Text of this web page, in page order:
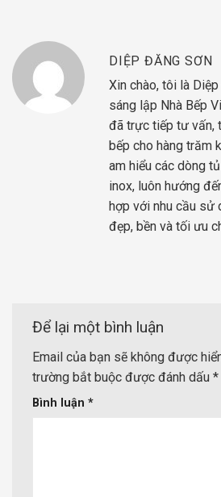
DIỆP ĐĂNG SƠN
Xin chào, tôi là
sáng lập Nhà Bếp
đã trực tiếp tư vấn,
bếp cho hàng trăm
am hiểu các dòng
inox, luôn hướng
hợp với nhu cầu sử
đẹp, bền và tối ưu
Để lại một bình luận
Email của bạn sẽ không được
trường bắt buộc được đánh dấu *
Bình luận *